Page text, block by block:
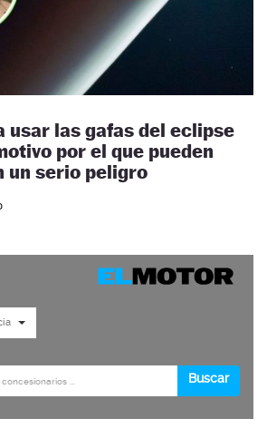
usar las gafas del eclipse
por el que pueden
un serio peligro